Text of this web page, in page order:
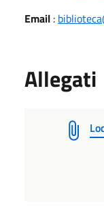
Email :
Allegati